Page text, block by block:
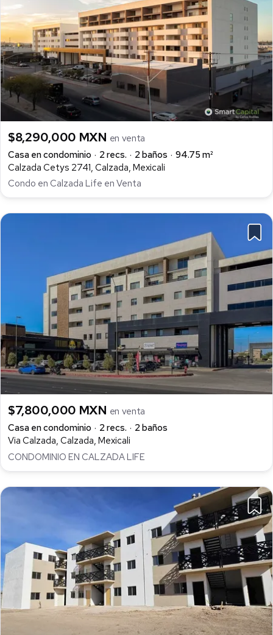
$8,290,000 MXN en venta
Casa en condominio
2 recs. 2 baños
94.75 m²
Calzada Cetys 2741, Calzada, Mexicali
Condo en Calzada Life en Venta
$7,800,000 MXN en venta
Casa en condominio
2 recs.
2 baños
Via Calzada, Calzada, Mexicali
CONDOMINIO EN CALZADA LIFE